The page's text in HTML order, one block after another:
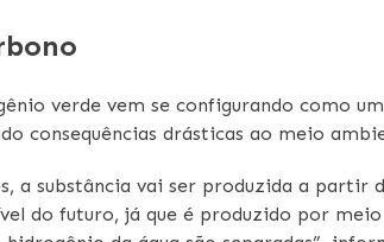
verde vem se configurando como
consequências drásticas ao meio
a substância vai ser produzida a partir
do futuro, já que é produzido por